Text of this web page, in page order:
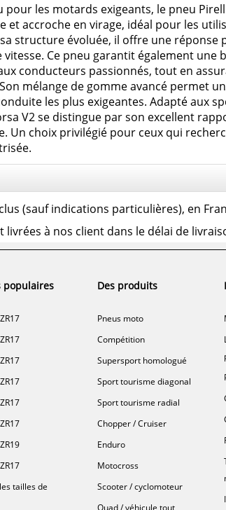
pour les motards exigeants, le pneu
et accroche en virage, idéal pour les
structure évoluée, il offre une réponse
Ce pneu garantit également une
conducteurs passionnés, tout en
mélange de gomme avancé permet
les plus exigeantes. Adapté aux
V2 se distingue par son excellent
Un choix privilégié pour ceux qui
(sauf indications particulières), en
à nos client dans le délai de
populaires
tailles de
Des produits
Pneus moto
Compétition
Supersport homologué
Sport tourisme diagonal
Sport tourisme radial
Chopper / Cruiser
Enduro
Motocross
Scooter / cyclomoteur